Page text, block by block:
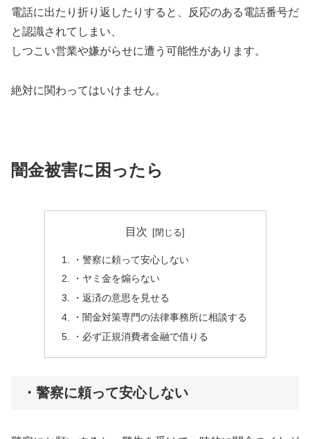
電話に出たり折り返したりすると、反応のある電話番号だ
と認識されてしまい、
しつこい営業や嫌がらせに遭う可能性があります。
絶対に関わってはいけません。
闇金被害に困ったら
目次
・警察に頼って安心しない
・ヤミ金を煽らない
・返済の意思を見せる
・闇金対策専門の法律事務所に相談する
・必ず正規消費者金融で借りる
・警察に頼って安心しない